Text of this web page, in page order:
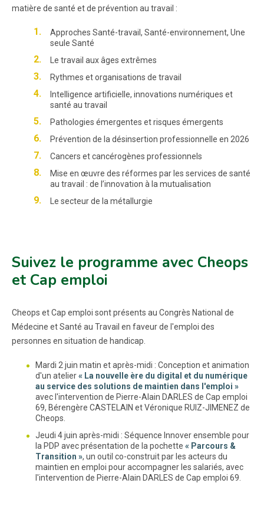
matière de santé et de prévention au travail :
Approches Santé-travail, Santé-environnement, Une
seule Santé
Le travail aux âges extrêmes
Rythmes et organisations de travail
Intelligence artificielle, innovations numériques et
santé au travail
Pathologies émergentes et risques émergents
Prévention de la désinsertion professionnelle en 2026
Cancers et cancérogènes professionnels
Mise en œuvre des réformes par les services de santé
au travail : de l’innovation à la mutualisation
Le secteur de la métallurgie
Suivez le programme avec Cheops
et Cap emploi
Cheops et Cap emploi sont présents au Congrès National de
Médecine et Santé au Travail en faveur de l'emploi des
personnes en situation de handicap.
Mardi 2 juin matin et après-midi : Conception et animation
d'un atelier« La nouvelle ère du digital et du numérique
au service des solutions de maintien dans l'emploi »
avec l'intervention de Pierre-Alain DARLES de Cap emploi
69, Bérengère CASTELAIN et Véronique RUIZ-JIMENEZ de
Cheops.
Jeudi 4 juin après-midi : Séquence Innover ensemble pour
la PDP avec présentation de la pochette « Parcours &
Transition », un outil co-construit par les acteurs du
maintien en emploi pour accompagner les salariés, avec
l'intervention de Pierre-Alain DARLES de Cap emploi 69.